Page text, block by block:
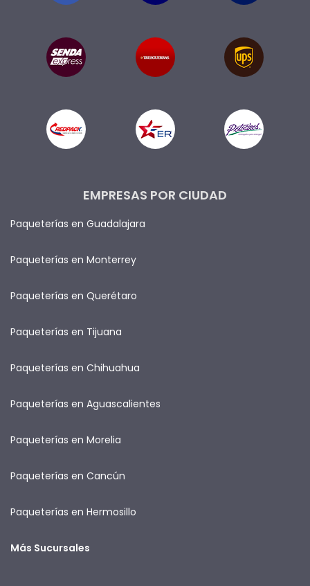
EMPRESAS POR CIUDAD
Paqueterías en Guadalajara
Paqueterías en Monterrey
Paqueterías en Querétaro
Paqueterías en Tijuana
Paqueterías en Chihuahua
Paqueterías en Aguascalientes
Paqueterías en Morelia
Paqueterías en Cancún
Paqueterías en Hermosillo
Más Sucursales